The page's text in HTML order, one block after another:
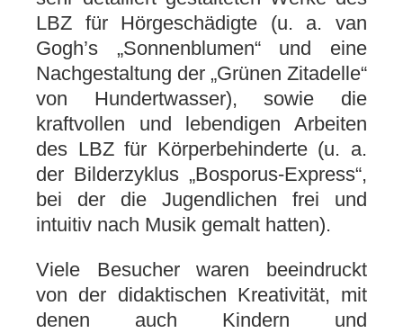
LBZ für Hörgeschädigte (u. a. van
Gogh’s „Sonnenblumen“ und eine
Nachgestaltung der „Grünen Zitadelle“
von Hundertwasser), sowie die
kraftvollen und lebendigen Arbeiten
des LBZ für Körperbehinderte (u. a.
der Bilderzyklus „Bosporus-Express“,
bei der die Jugendlichen frei und
intuitiv nach Musik gemalt hatten).
Viele Besucher waren beeindruckt
von der didaktischen Kreativität, mit
denen auch Kindern und